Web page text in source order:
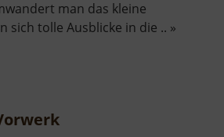
man das kleine
sich tolle Ausblicke in die .. »